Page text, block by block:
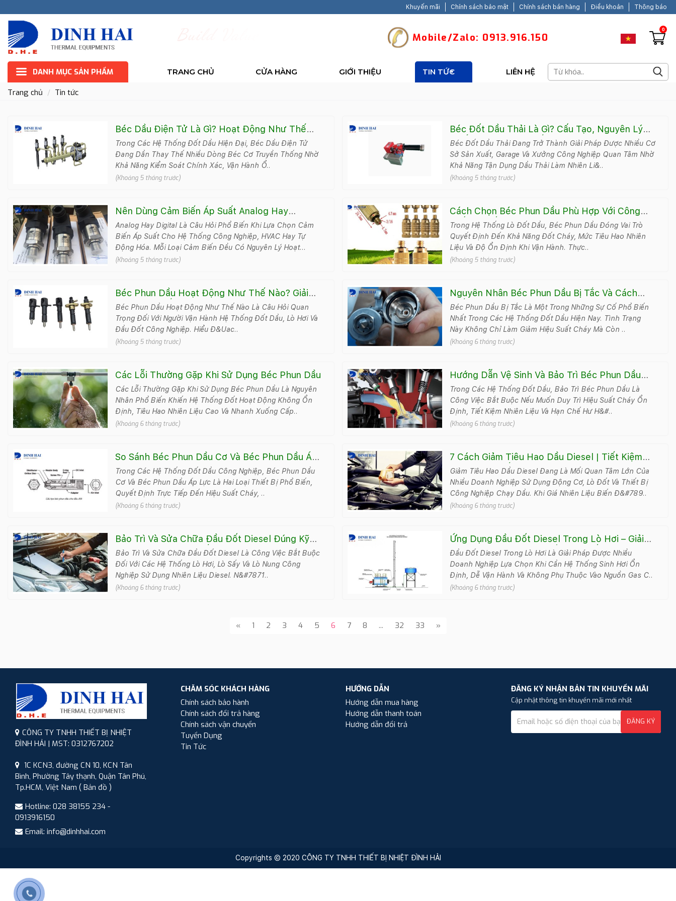
Khuyến mãi Chính sách bảo mật Chính sách bán hàng Điều khoản Thông báo
Mobile/Zalo: 0913.916.150
0
DANH MỤC SẢN PHẨM TRANG CHỦ CỬA HÀNG GIỚI THIỆU TIN TỨC LIÊN HỆ
Trang chủ Tin tức
Béc Dầu Điện Tử Là Gì? Hoạt Động Như Thế
Nào?
Trong Các Hệ Thống Đốt Dầu Hiện Đại, Béc Dầu Điện Tử
Đang Dần Thay Thế Nhiều Dòng Béc Cơ Truyền Thống Nhờ
Khả Năng Kiểm Soát Chính Xác, Vận Hành Ổ..
(Khoảng 5 tháng trước)
Béc Đốt Dầu Thải Là Gì? Cấu Tạo, Nguyên Lý
Và Ứng Dụng Thực Tế
Béc Đốt Dầu Thải Đang Trở Thành Giải Pháp Được Nhiều Cơ
Sở Sản Xuất, Garage Và Xưởng Công Nghiệp Quan Tâm Nhờ
Khả Năng Tận Dụng Dầu Thải Làm Nhiên Li&..
(Khoảng 5 tháng trước)
Nên Dùng Cảm Biến Áp Suất Analog Hay
Digital?
Analog Hay Digital Là Câu Hỏi Phổ Biến Khi Lựa Chọn Cảm
Biến Áp Suất Cho Hệ Thống Công Nghiệp, HVAC Hay Tự
Động Hóa. Mỗi Loại Cảm Biến Đều Có Nguyên Lý Hoạt
Đ&#7897..
(Khoảng 5 tháng trước)
Cách Chọn Béc Phun Dầu Phù Hợp Với Công
Suất Lò Đốt
Trong Hệ Thống Lò Đốt Dầu, Béc Phun Dầu Đóng Vai Trò
Quyết Định Đến Khả Năng Đốt Cháy, Mức Tiêu Hao Nhiên
Liệu Và Độ Ổn Định Khi Vận Hành. Thực..
(Khoảng 5 tháng trước)
Béc Phun Dầu Hoạt Động Như Thế Nào? Giải
Thích Chi Tiết
Béc Phun Dầu Hoạt Động Như Thế Nào Là Câu Hỏi Quan
Trọng Đối Với Người Vận Hành Hệ Thống Đốt Dầu, Lò Hơi Và
Đầu Đốt Công Nghiệp. Hiểu Đ&uac..
(Khoảng 5 tháng trước)
Nguyên Nhân Béc Phun Dầu Bị Tắc Và Cách
Khắc Phục
Béc Phun Dầu Bị Tắc Là Một Trong Những Sự Cố Phổ Biến
Nhất Trong Các Hệ Thống Đốt Dầu Hiện Nay. Tình Trạng
Này Không Chỉ Làm Giảm Hiệu Suất Cháy Mà Còn ..
(Khoảng 6 tháng trước)
Các Lỗi Thường Gặp Khi Sử Dụng Béc Phun Dầu
Các Lỗi Thường Gặp Khi Sử Dụng Béc Phun Dầu Là Nguyên
Nhân Phổ Biến Khiến Hệ Thống Đốt Hoạt Động Không Ổn
Định, Tiêu Hao Nhiên Liệu Cao Và Nhanh Xuống Cấp..
(Khoảng 6 tháng trước)
Hướng Dẫn Vệ Sinh Và Bảo Trì Béc Phun Dầu
Đúng Cách
Trong Các Hệ Thống Đốt Dầu, Bảo Trì Béc Phun Dầu Là
Công Việc Bắt Buộc Nếu Muốn Duy Trì Hiệu Suất Cháy Ổn
Định, Tiết Kiệm Nhiên Liệu Và Hạn Chế Hư H&#..
(Khoảng 6 tháng trước)
So Sánh Béc Phun Dầu Cơ Và Béc Phun Dầu Áp
Lực
Trong Các Hệ Thống Đốt Dầu Công Nghiệp, Béc Phun Dầu
Cơ Và Béc Phun Dầu Áp Lực Là Hai Loại Thiết Bị Phổ Biến,
Quyết Định Trực Tiếp Đến Hiệu Suất Cháy, ..
(Khoảng 6 tháng trước)
7 Cách Giảm Tiêu Hao Dầu Diesel | Tiết Kiệm
Nhiên Liệu Đến 20%
Giảm Tiêu Hao Dầu Diesel Đang Là Mối Quan Tâm Lớn Của
Nhiều Doanh Nghiệp Sử Dụng Động Cơ, Lò Đốt Và Thiết Bị
Công Nghiệp Chạy Dầu. Khi Giá Nhiên Liệu Biến Đ&#789..
(Khoảng 6 tháng trước)
Bảo Trì Và Sửa Chữa Đầu Đốt Diesel Đúng Kỹ
Thuật, An Toàn Và Tiết Kiệm
Bảo Trì Và Sửa Chữa Đầu Đốt Diesel Là Công Việc Bắt Buộc
Đối Với Các Hệ Thống Lò Hơi, Lò Sấy Và Lò Nung Công
Nghiệp Sử Dụng Nhiên Liệu Diesel. N&#7871..
(Khoảng 6 tháng trước)
Ứng Dụng Đầu Đốt Diesel Trong Lò Hơi – Giải
Pháp Linh Hoạt Cho Nhiều Hệ Thống Công
Nghiệp
Đầu Đốt Diesel Trong Lò Hơi Là Giải Pháp Được Nhiều
Doanh Nghiệp Lựa Chọn Khi Cần Hệ Thống Sinh Hơi Ổn
Định, Dễ Vận Hành Và Không Phụ Thuộc Vào Nguồn Gas C..
(Khoảng 6 tháng trước)
« 1 2 3 4 5 6 7 8 ... 32 33 »
CÔNG TY TNHH THIẾT BỊ NHIỆT
ĐÌNH HẢI | MST: 0312767202
1C KCN3, đường CN 10, KCN Tân
Bình, Phường Tây thạnh, Quận Tân Phú,
Tp.HCM, Việt Nam ( Bản đồ )
Hotline: 028 38155 234 -
0913916150
Email: info@dinhhai.com
CHĂM SÓC KHÁCH HÀNG
Chính sách bảo hành
Chính sách đổi trả hàng
Chính sách vận chuyển
Tuyển Dụng
Tin Tức
HƯỚNG DẪN
Hướng dẫn mua hàng
Hướng dẫn thanh toán
Hướng dẫn đổi trả
ĐĂNG KÝ NHẬN BẢN TIN KHUYẾN MÃI
Cập nhật thông tin khuyến mãi mới nhất
ĐĂNG KÝ
Copyrights © 2020 CÔNG TY TNHH THIẾT BỊ NHIỆT ĐÌNH HẢI